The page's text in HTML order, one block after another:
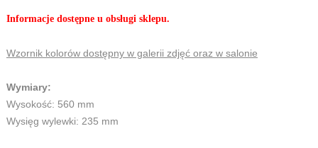
Informacje dostępne u obsługi sklepu.
Wzornik kolorów dostępny w galerii zdjęć oraz w salonie
Wymiary:
Wysokość: 560 mm
Wysięg wylewki: 235 mm